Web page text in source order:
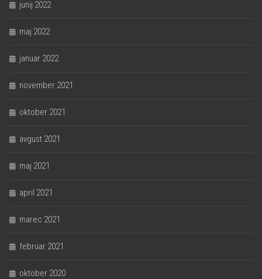
junij 2022
maj 2022
januar 2022
november 2021
oktober 2021
avgust 2021
maj 2021
april 2021
marec 2021
februar 2021
oktober 2020